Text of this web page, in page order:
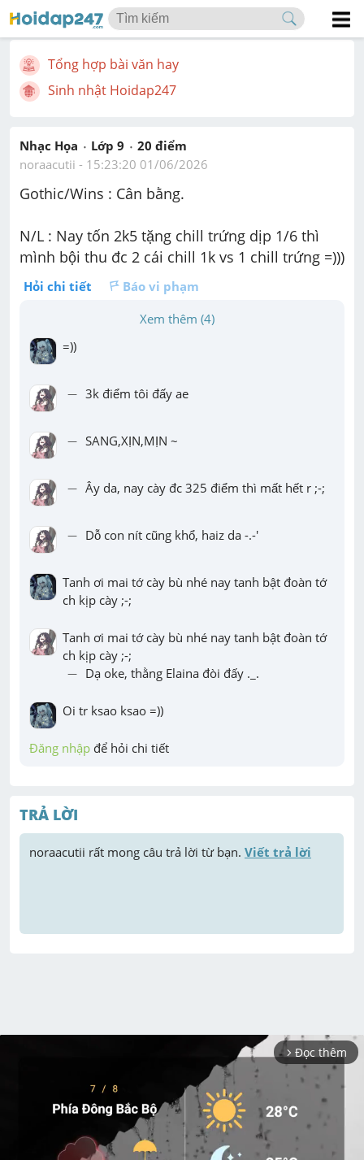
Tổng hợp bài văn hay
Sinh nhật Hoidap247
Nhạc Họa Lớp 9 20 điểm
noraacutii - 15:23:20 01/06/2026
Gothic/Wins : Cân bằng.
N/L : Nay tốn 2k5 tặng chill trứng dịp 1/6 thì
mình bội thu đc 2 cái chill 1k vs 1 chill trứng =)))
Hỏi chi tiết
Báo vi phạm
Xem thêm (4)
=))
− 3k điểm tôi đấy ae
− SANG,XỊN,MỊN ~
− Ây da, nay cày đc 325 điểm thì mất hết r ;-;
− Dỗ con nít cũng khổ, haiz da -.-'
Tanh ơi mai tớ cày bù nhé nay tanh bật đoàn tớ
ch kịp cày ;-;
Tanh ơi mai tớ cày bù nhé nay tanh bật đoàn tớ
− Dạ oke, thằng Elaina đòi đấy ._.
Oi tr ksao ksao =))
Đăng nhập để hỏi chi tiết
TRẢ LỜI
noraacutii rất mong câu trả lời từ bạn. Viết trả lời
arrow_forward_ios Đọc thêm